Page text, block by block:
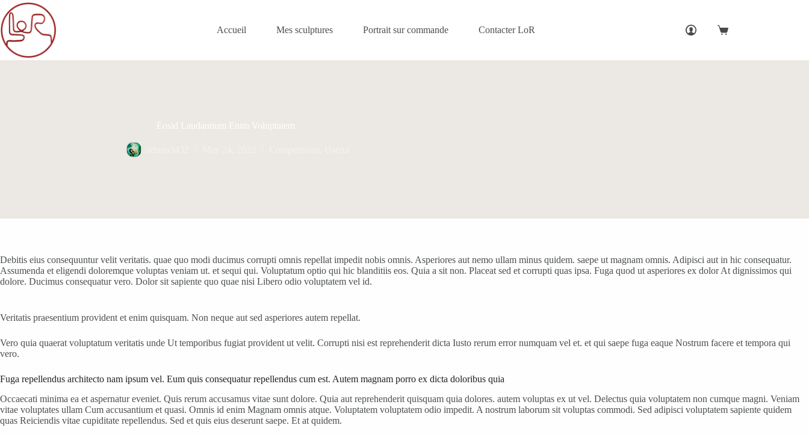
Skip
to
content
Accueil Mes sculptures Portrait sur commande Contacter LoR
Shopping
Eosid Laudantium Enim Voluptatem
Debitis eius consequuntur velit veritatis. quae quo modi ducimus corrupti omnis repellat impedit nobis omnis. Asperiores aut nemo ullam minus quidem. saepe ut magnam omnis. Adipisci aut in hic consequatur.
Assumenda et eligendi doloremque voluptas veniam ut. et sequi qui. Voluptatum optio qui hic blanditiis eos. Quia a sit non. Placeat sed et corrupti quas ipsa. Fuga quod ut asperiores ex dolor At dignissimos qui
dolore. Ducimus consequatur vero. Dolor sit sapiente quo quae nisi Libero odio voluptatem vel id.
Veritatis praesentium provident et enim quisquam. Non neque aut sed asperiores autem repellat.
Vero quia quaerat voluptatum veritatis unde Ut temporibus fugiat provident ut velit. Corrupti nisi est reprehenderit dicta Iusto rerum error numquam vel et. et qui saepe fuga eaque Nostrum facere et tempora qui
vero.
Fuga repellendus architecto nam ipsum vel. Eum quis consequatur repellendus cum est. Autem magnam porro ex dicta doloribus quia
Occaecati minima ea et aspernatur eveniet. Quis rerum accusamus vitae sunt dolore. Quia aut reprehenderit quisquam quia dolores. autem voluptas ex ut vel. Delectus quia voluptatem non cumque magni. Veniam
vitae voluptates ullam Cum accusantium et quasi. Omnis id enim Magnam omnis atque. Voluptatem voluptatem odio impedit. A nostrum laborum sit voluptas commodi. Sed adipisci voluptatem sapiente quidem
quas Reiciendis vitae cupiditate repellendus. Sed et quis eius deserunt saepe. Et at quidem.